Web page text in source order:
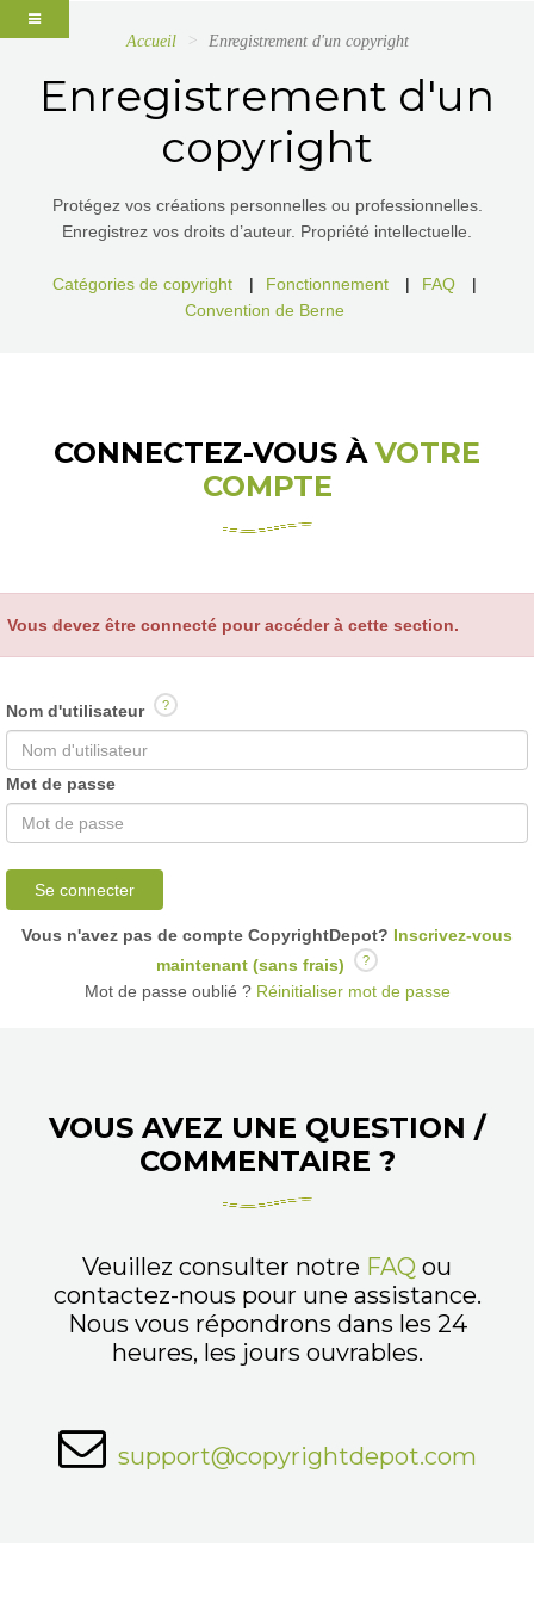
Accueil Enregistrement d'un copyright
Enregistrement d'un
copyright
Protégez vos créations personnelles ou professionnelles.
Enregistrez vos droits d’auteur. Propriété intellectuelle.
Catégories de copyright | Fonctionnement | FAQ
|
Convention de Berne
CONNECTEZ-VOUS À VOTRE
COMPTE
Vous devez être connecté pour accéder à cette section.
Nom d'utilisateur ?
Mot de passe
Se connecter
Vous n'avez pas de compte CopyrightDepot? Inscrivez-vous
maintenant (sans frais)
?
Mot de passe oublié ?Réinitialiser mot de passe
VOUS AVEZ UNE QUESTION /
COMMENTAIRE ?
Veuillez consulter notre FAQ ou
contactez-nous pour une assistance.
Nous vous répondrons dans les 24
heures, les jours ouvrables.
support@copyrightdepot.com